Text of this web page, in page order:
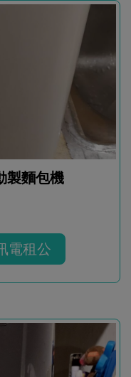
製麵包機
電租公